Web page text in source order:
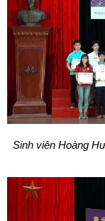
Sinh viên Hoàng